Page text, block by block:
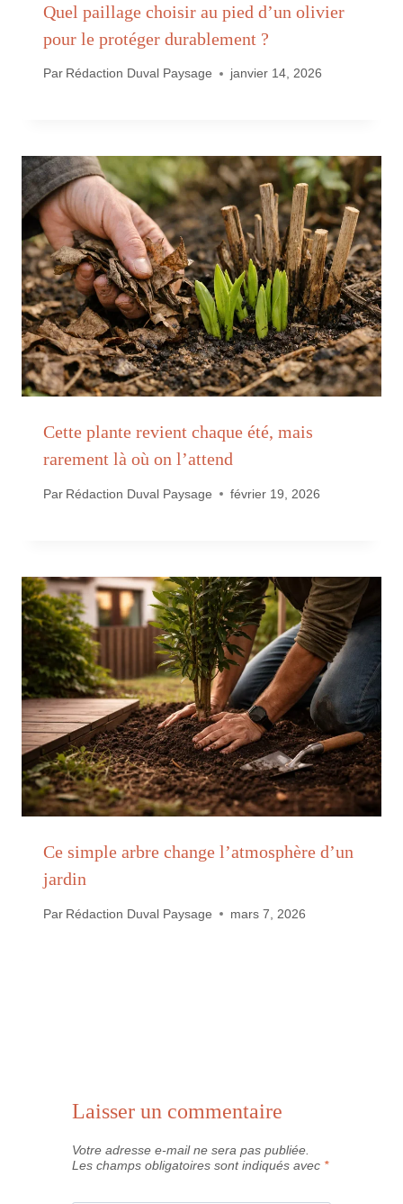
Quel paillage choisir au pied d’un olivier
pour le protéger durablement ?
Par Rédaction Duval Paysage janvier 14, 2026
Cette plante revient chaque été, mais
rarement là où on l’attend
Par Rédaction Duval Paysage février 19, 2026
Ce simple arbre change l’atmosphère d’un
jardin
Par Rédaction Duval Paysage mars 7, 2026
Laisser un commentaire
Votre adresse e-mail ne sera pas publiée.
Les champs obligatoires sont indiqués avec *